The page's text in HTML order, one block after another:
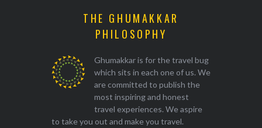
THE GHUMAKKAR
PHILOSOPHY
Ghumakkar is for the travel bug
which sits in each one of us. We
are committed to publish the
most inspiring and honest
travel experiences. We aspire
to take you out and make you travel.